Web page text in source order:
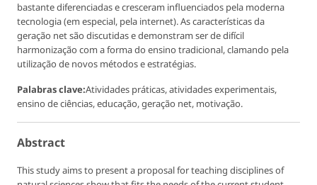
bastante diferenciadas e cresceram influenciados pela moderna
tecnologia (em especial, pela internet). As características da
geração net são discutidas e demonstram ser de difícil
harmonização com a forma do ensino tradicional, clamando pela
utilização de novos métodos e estratégias.
Palabras clave:Atividades práticas, atividades experimentais,
ensino de ciências, educação, geração net, motivação.
Abstract
This study aims to present a proposal for teaching disciplines of